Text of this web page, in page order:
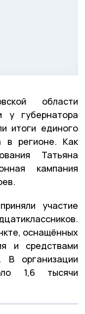
области
у губернатора
итоги единого
в регионе. Как
Татьяна
кампания
участие
оснащённых
и средствами
В организации
1,6 тысячи